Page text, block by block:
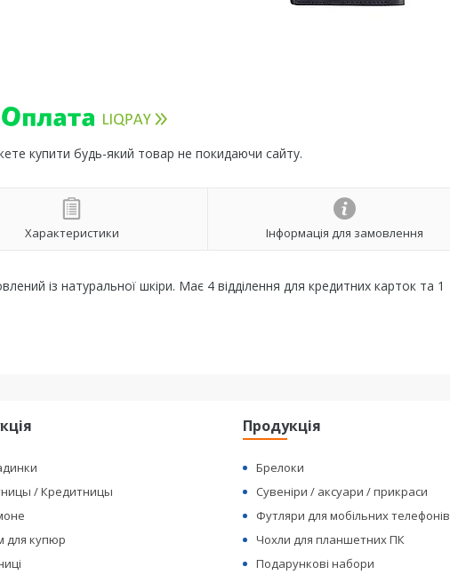
купити будь-який товар не покидаючи сайту.
Характеристики Інформація для замовлення
із натуральної шкіри. Має 4 відділення для кредитних карток та 1
/ Кредитницы
для купюр
Продукція
Брелоки
Сувеніри / аксуари / прикраси
Футляри для мобільних телефонів
Чохли для планшетних ПК
Подарункові набори